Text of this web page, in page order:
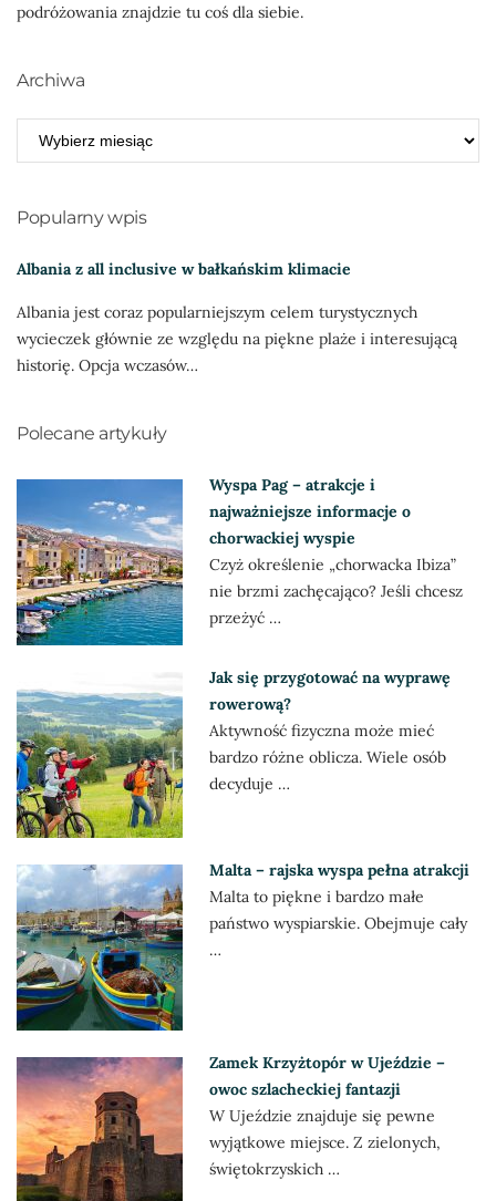
podróżowania znajdzie tu coś dla siebie.
Archiwa
Popularny wpis
Albania z all inclusive w bałkańskim klimacie
Albania jest coraz popularniejszym celem turystycznych
wycieczek głównie ze względu na piękne plaże i interesującą
historię. Opcja wczasów…
Polecane artykuły
Wyspa Pag – atrakcje i
najważniejsze informacje o
chorwackiej wyspie
Czyż określenie „chorwacka Ibiza”
nie brzmi zachęcająco? Jeśli chcesz
przeżyć …
Jak się przygotować na wyprawę
rowerową?
Aktywność fizyczna może mieć
bardzo różne oblicza. Wiele osób
decyduje …
Malta – rajska wyspa pełna atrakcji
Malta to piękne i bardzo małe
państwo wyspiarskie. Obejmuje cały
…
Zamek Krzyżtopór w Ujeździe –
owoc szlacheckiej fantazji
W Ujeździe znajduje się pewne
wyjątkowe miejsce. Z zielonych,
świętokrzyskich …